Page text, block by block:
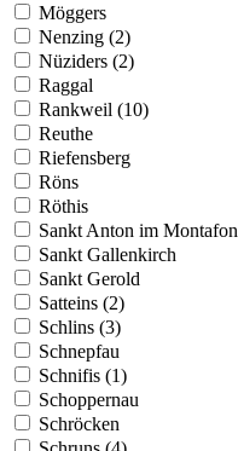
Möggers
Nenzing (2)
Nüziders (2)
Raggal
Rankweil (10)
Reuthe
Riefensberg
Röns
Röthis
Sankt Anton im Montafon
Sankt Gallenkirch
Sankt Gerold
Satteins (2)
Schlins (3)
Schnepfau
Schnifis (1)
Schoppernau
Schröcken